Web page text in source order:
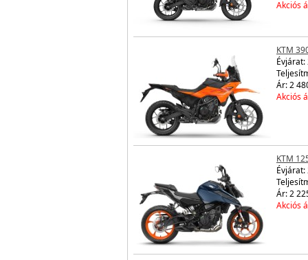
Akciós
KTM
Évjárat:
Ár: 2
Akciós
KTM
Évjárat:
Ár: 2
Akciós